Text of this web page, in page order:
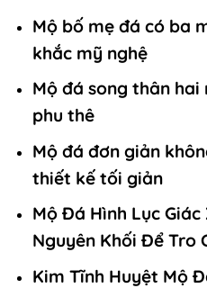
Mộ bố mẹ đá có ba
khắc mỹ nghệ
Mộ đá song thân
phu thê
Mộ đá đơn giản
thiết kế tối giản
Mộ Đá Hình Lục
Nguyên Khối Để Tro
Kim Tĩnh Huyệt Mộ